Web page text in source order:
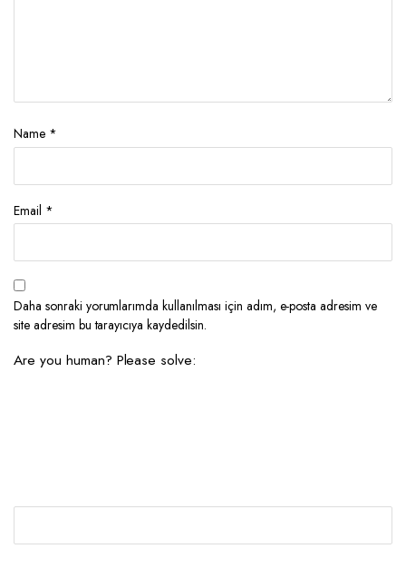
Name *
Email *
Daha sonraki yorumlarımda kullanılması için adım, e-posta adresim ve
site adresim bu tarayıcıya kaydedilsin.
Are you human? Please solve: